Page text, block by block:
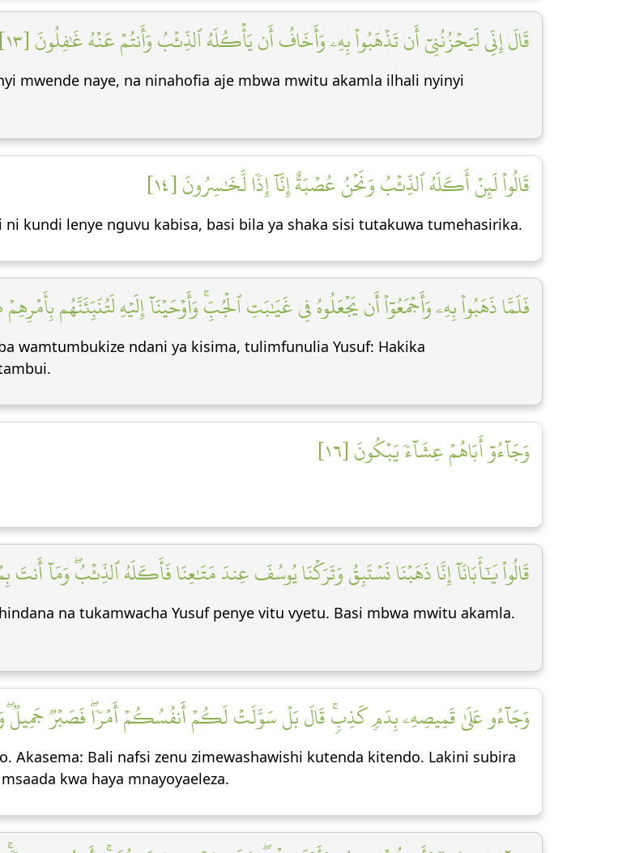
قَالَ إِنِّي لَيَحۡزُنُنِيٓ أَن تَذۡهَبُواْ بِهِۦ وَأَخَافُ أَن يَأۡكُلَهُ ٱلذِّئۡبُ وَأَنتُمۡ عَنۡهُ غَٰفِلُونَ [١٣]
mwende naye, na ninahofia aje mbwa mwitu akamla ilhali nyinyi
قَالُواْ لَئِنۡ أَكَلَهُ ٱلذِّئۡبُ وَنَحۡنُ عُصۡبَةٌ إِنَّآ إِذٗا لَّخَٰسِرُونَ [١٤]
kundi lenye nguvu kabisa, basi bila ya shaka sisi tutakuwa tumehasirika.
فَلَمَّا ذَهَبُواْ بِهِۦ وَأَجۡمَعُوٓاْ أَن يَجۡعَلُوهُ فِي غَيَٰبَتِ ٱلۡجُبِّۚ وَأَوۡحَيۡنَآ إِلَيۡهِ لَتُنَبِّئَنَّهُم
wamtumbukize ndani ya kisima, tulimfunulia Yusuf: Hakika
وَجَآءُوٓ أَبَاهُمۡ عِشَآءٗ يَبۡكُونَ [١٦]
قَالُواْ يَٰٓأَبَانَآ إِنَّا ذَهَبۡنَا نَسۡتَبِقُ وَتَرَكۡنَا يُوسُفَ عِندَ مَتَٰعِنَا فَأَكَلَهُ ٱلذِّئۡبُۖ وَمَآ أَنتَ
na tukamwacha Yusuf penye vitu vyetu. Basi mbwa mwitu akamla.
وَجَآءُو عَلَىٰ قَمِيصِهِۦ بِدَمٖ كَذِبٖۚ قَالَ بَلۡ سَوَّلَتۡ لَكُمۡ أَنفُسُكُمۡ أَمۡرٗاۖ فَصَبۡرٞ جَمِيلٞۖ
Akasema: Bali nafsi zenu zimewashawishi kutenda kitendo. Lakini subira
kwa haya mnayoyaeleza.